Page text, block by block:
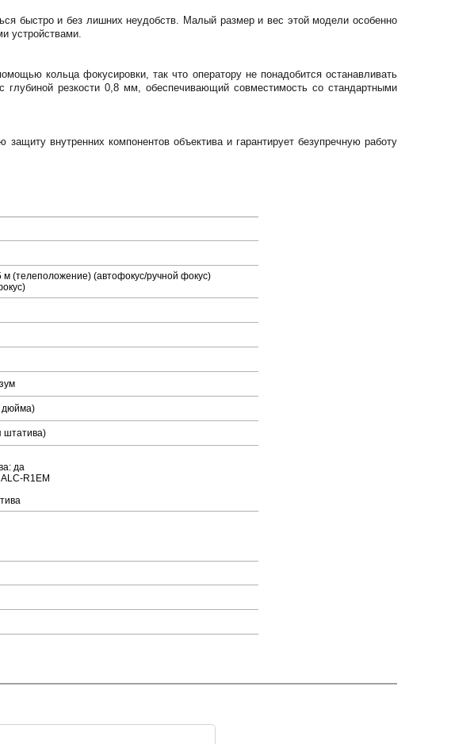
быстро и без лишних неудобств. Малый размер и вес этой модели особенно
устройствами.
кольца фокусировки, так что оператору не понадобится останавливать
резкости 0,8 мм, обеспечивающий совместимость со стандартными
внутренних компонентов объектива и гарантирует безупречную работу
(телеположение) (автофокус/ручной фокус)
дюйма)
штатива)
да
R1EM